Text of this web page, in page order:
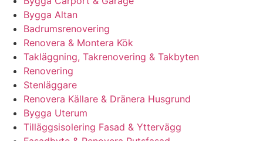
Bygga Altan
Badrumsrenovering
Renovera & Montera Kök
Takläggning, Takrenovering & Takbyten
Renovering
Stenläggare
Renovera Källare & Dränera Husgrund
Bygga Uterum
Tilläggsisolering Fasad & Yttervägg